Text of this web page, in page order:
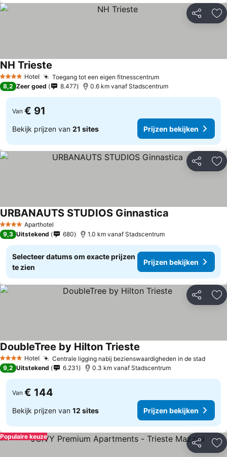
Delen
4 SterrenHotel Toegang tot een eigen fitnesscentrum
NH Trieste
8,2 Zeer goed 8.477 0.6 km vanaf Stadscentrum
Van € 91
Bekijk prijzen van 21 sites Prijzen bekijken
Delen
4 SterrenAparthotel
URBANAUTS STUDIOS Ginnastica
9,3 Uitstekend 680 1.0 km vanaf Stadscentrum
Selecteer datums om exacte prijzen
te zien
Prijzen bekijken
Delen
4 SterrenHotel Centrale ligging nabij bezienswaardigheden in de stad
DoubleTree by Hilton Trieste
9,2 Uitstekend 6.231 0.3 km vanaf Stadscentrum
Van € 144
Bekijk prijzen van 12 sites Prijzen bekijken
Delen
Populaire keuze